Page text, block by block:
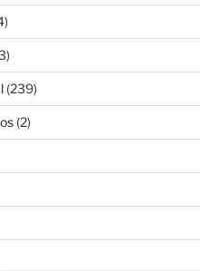
(239)
(2)